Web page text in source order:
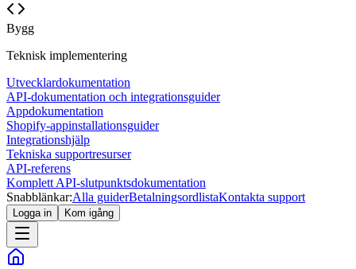
Bygg
Teknisk implementering
Utvecklardokumentation
API-dokumentation och integrationsguider
Appdokumentation
Shopify-appinstallationsguider
Integrationshjälp
Tekniska supportresurser
API-referens
Komplett API-slutpunktsdokumentation
Snabblänkar:Alla guiderBetalningsordlistaKontakta support
Logga in Kom igång